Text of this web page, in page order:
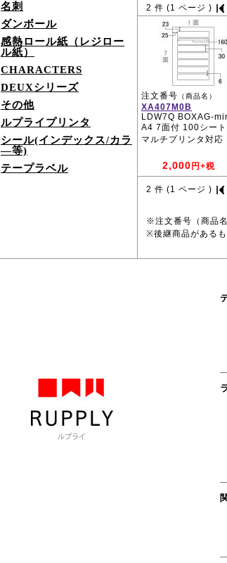
名刺
ダンボール
感熱ロール紙（レジロー
ル紙）
CHARACTERS
DEUXシリーズ
その他
ルプライプリンタ
シール(インデックス/カラ
―等)
テープラベル
2 件 (1 ページ )
注文番号 （商品名）
XA407M0B
LDW7Q BOXAG-
A4 7面付 100シート
マルチプリンタ対応
2,000 円+税
2 件 (1 ページ )
※注文番号（商品
※後継商品がある